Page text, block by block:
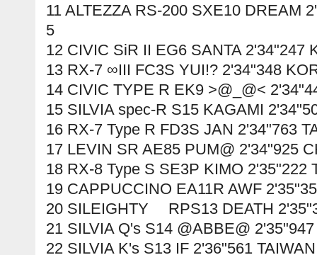
11 ALTEZZA RS-200 SXE10 DREAM
5
12 CIVIC SiR II EG6 SANTA 2'34"247
13 RX-7 ∞III FC3S YUI!? 2'34"348
14 CIVIC TYPE R EK9 >@_@<
15 SILVIA spec-R S15 KAGAMI
16 RX-7 Type R FD3S JAN 2'34"763
17 LEVIN SR AE85 PUM@ 2'34"925
18 RX-8 Type S SE3P KIMO 2'35"222
19 CAPPUCCINO EA11R AWF
20 SILEIGHTY RPS13 DEATH
21 SILVIA Q's S14 @ABBE@
22 SILVIA K's S13 IF 2'36"561